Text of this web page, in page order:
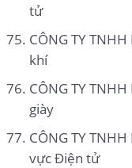
tử
CÔNG TY
khí
CÔNG TY
giày
CÔNG TY TNHH
vực Điện tử